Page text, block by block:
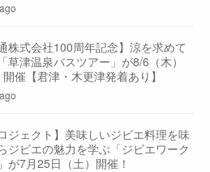
株式会社100周年記念】涼を求めて
草津温泉バスツアー」が8/6（木）
催【君津・木更津発着あり】
ジェクト】美味しいジビエ料理を味
ジビエの魅力を学ぶ「ジビエワーク
が7月25日（土）開催！